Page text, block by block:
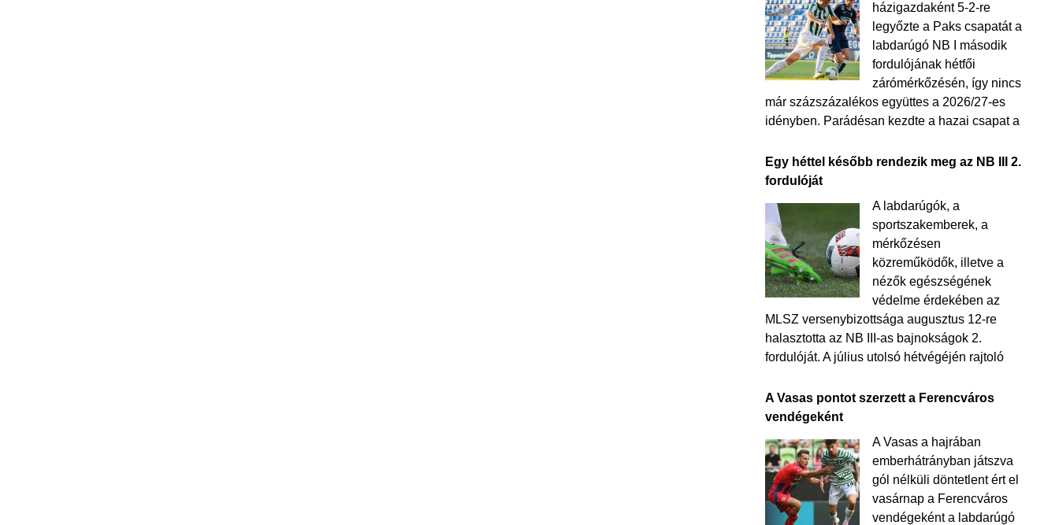
házigazdaként 5-2-re
legyőzte a Paks csapatát a
labdarúgó NB I második
fordulójának hétfői
zárómérkőzésén, így nincs
már százszázalékos együttes a 2026/27-es
idényben. Parádésan kezdte a hazai csapat a
Egy héttel később rendezik meg az NB III 2.
fordulóját
A labdarúgók, a
sportszakemberek, a
mérkőzésen
közreműködők, illetve a
nézők egészségének
védelme érdekében az
MLSZ versenybizottsága augusztus 12-re
halasztotta az NB III-as bajnokságok 2.
fordulóját. A július utolsó hétvégéjén rajtoló
A Vasas pontot szerzett a Ferencváros
vendégeként
A Vasas a hajrában
emberhátrányban játszva
gól nélküli döntetlent ért el
vasárnap a Ferencváros
vendégeként a labdarúgó